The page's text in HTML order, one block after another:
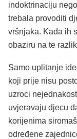
indoktrinaciju
trebala provoditi
vršnjaka. Kada ih
obaziru na te
Samo uplitanje
koji prije nisu
uzroci
uvjeravaju djecu
korijenima
određene